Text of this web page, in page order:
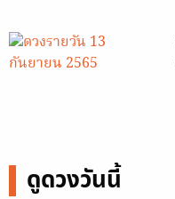
ดูดวงวันนี้